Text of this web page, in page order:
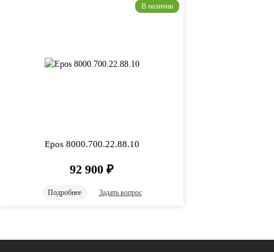
В наличии
Epos 8000.700.22.88.10
92 900 ₽
Подробнее Задать вопрос